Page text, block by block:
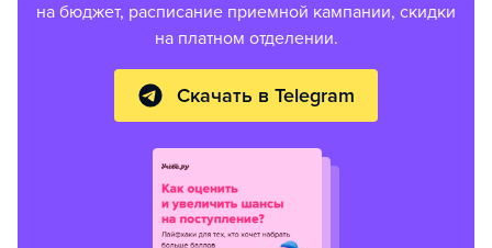
на бюджет, расписание приемной кампании, скидки
на платном отделении.
Скачать в Telegram